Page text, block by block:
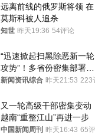
远离前线的俄罗斯将领 在
莫斯科被人追杀
知世 昨天19:36 54评论
“迅速掀起扫黑除恶新一轮
攻势”！多省份密集部署，
公布举报方式
新闻资讯综合 昨天21:53 223
又一轮高级干部密集变动
越南“重整江山”再进一步
中国新闻周刊 昨天16:43 65